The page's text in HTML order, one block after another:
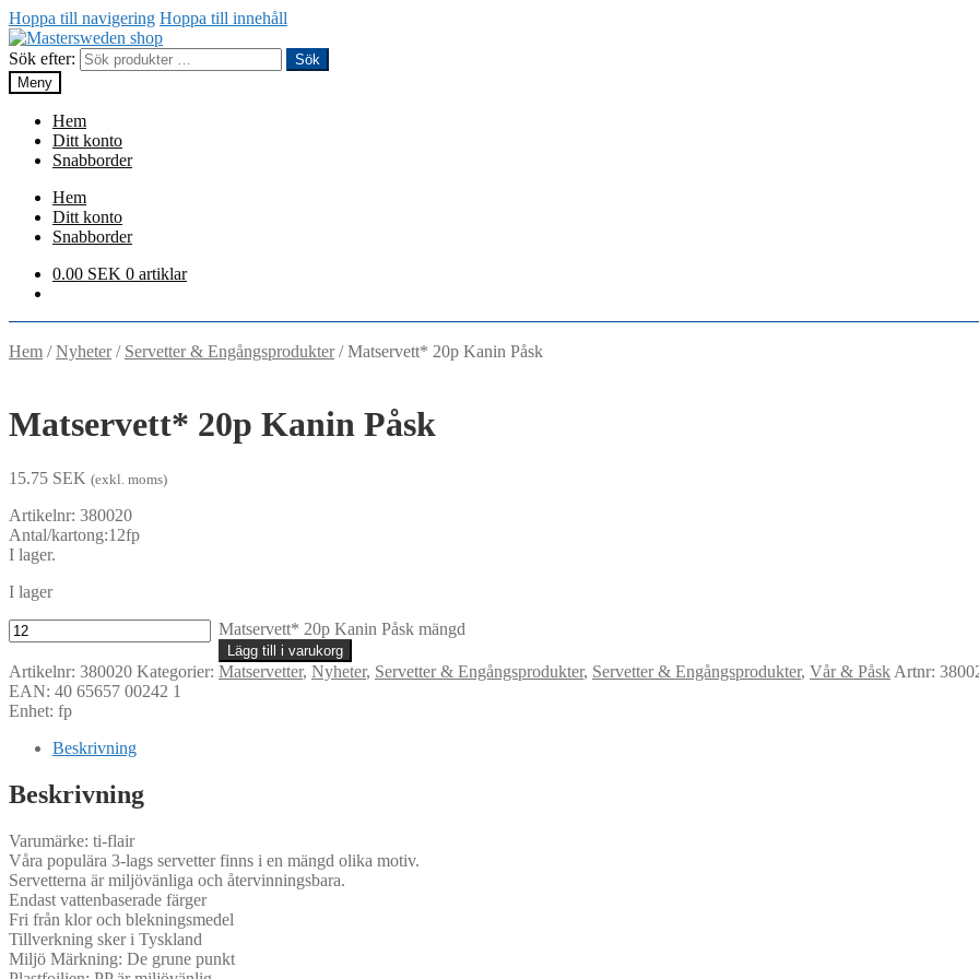
Hoppa till navigering Hoppa till innehåll
Sök efter:
Sök
Meny
Hem
Ditt konto
Snabborder
Hem
Ditt konto
Snabborder
0.00 SEK 0 artiklar
Hem /Nyheter/ Servetter & Engångsprodukter/Matservett* 20p Kanin Påsk
Matservett* 20p Kanin Påsk
15.75 SEK (exkl. moms)
Artikelnr: 380020
Antal/kartong:12fp
I lager.
I lager
Matservett* 20p Kanin Påsk mängd
Lägg till i varukorg
Artikelnr: 380020 Kategorier: Matservetter, Nyheter, Servetter & Engångsprodukter, Servetter & Engångsprodukter, Vår & Påsk Artnr:
EAN: 40 65657 00242 1
Enhet: fp
Beskrivning
Beskrivning
Varumärke: ti-flair
Våra populära 3-lags servetter finns i en mängd olika motiv.
Servetterna är miljövänliga och återvinningsbara.
Endast vattenbaserade färger
Fri från klor och blekningsmedel
Tillverkning sker i Tyskland
Miljö Märkning: De grune punkt